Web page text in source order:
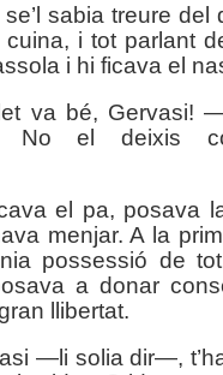
sabia treure del
i tot parlant
i hi ficava el
va bé, Gervasi!
No el deixis
el pa, posava
menjar. A la
possessió de
a donar
llibertat.
—li solia dir—,